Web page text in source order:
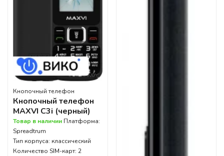
Кнопочный телефон
Кнопочный телефон
MAXVI C3i (черный)
Товар в наличии Платформа:
Spreadtrum
Тип корпуса: классический
Количество SIM-карт: 2